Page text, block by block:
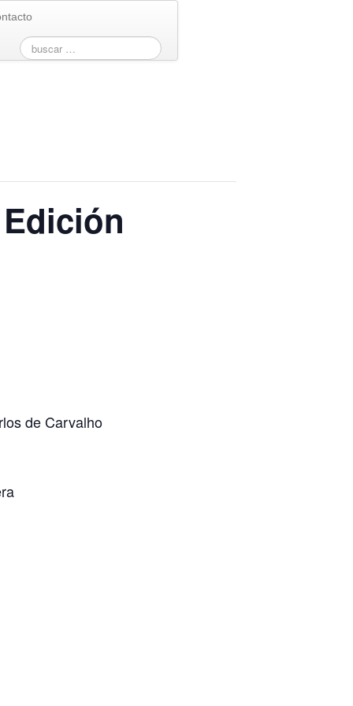
de Carvalho